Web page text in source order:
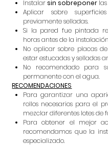
Instalar sin sobreponer
Aplicar sobre
previamente selladas.
Si la pared fue pintada
horas antes de la
No aplicar sobre placas
estar estucadas y selladas
No recomendado para
permanente con el agua.
RECOMENDACIONES
Para garantizar una
rollos necesarios para el
mezclar diferentes lotes de
Para obtener el mejor
recomendamos que la
especializado.